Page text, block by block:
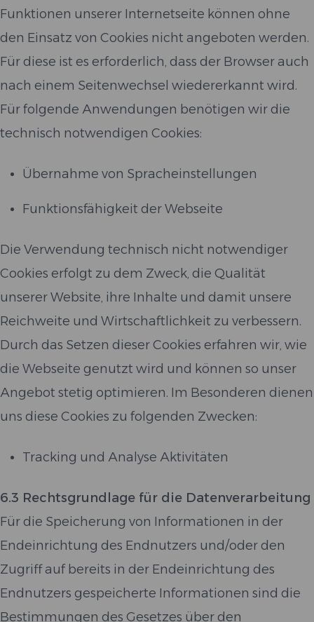
Funktionen unserer Internetseite können ohne
den Einsatz von Cookies nicht angeboten werden.
Für diese ist es erforderlich, dass der Browser auch
nach einem Seitenwechsel wiedererkannt wird.
Für folgende Anwendungen benötigen wir die
technisch notwendigen Cookies:
Übernahme von Spracheinstellungen
Funktionsfähigkeit der Webseite
Die Verwendung technisch nicht notwendiger
Cookies erfolgt zu dem Zweck, die Qualität
unserer Website, ihre Inhalte und damit unsere
Reichweite und Wirtschaftlichkeit zu verbessern.
Durch das Setzen dieser Cookies erfahren wir, wie
die Webseite genutzt wird und können so unser
Angebot stetig optimieren. Im Besonderen dienen
uns diese Cookies zu folgenden Zwecken:
Tracking und Analyse Aktivitäten
6.3 Rechtsgrundlage für die Datenverarbeitung
Für die Speicherung von Informationen in der
Endeinrichtung des Endnutzers und/oder den
Zugriff auf bereits in der Endeinrichtung des
Endnutzers gespeicherte Informationen sind die
Bestimmungen des Gesetzes über den